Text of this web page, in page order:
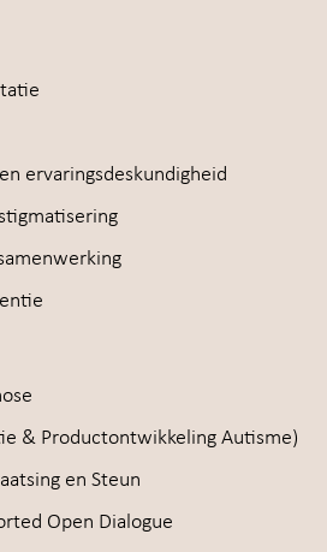
ervaringsdeskundigheid
& Productontwikkeling Autisme)
en Steun
Open Dialogue